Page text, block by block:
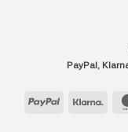
PayPal,
PayPal